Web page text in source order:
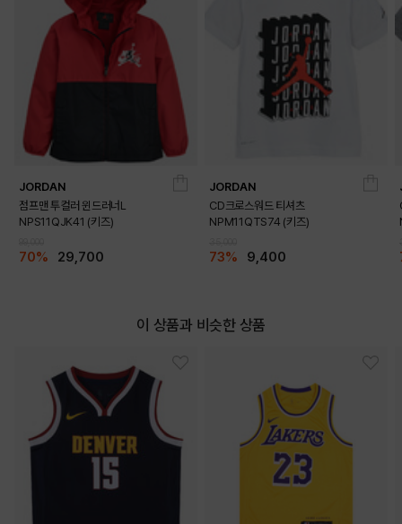
JORDAN
점프맨 투컬러 윈드러너L
NPS11QJK41 (키즈)
70% 29,700
JORDAN
CD크로스워드 티셔츠
NPM11QTS74 (키즈)
73% 9,400
이 상품과 비슷한 상품